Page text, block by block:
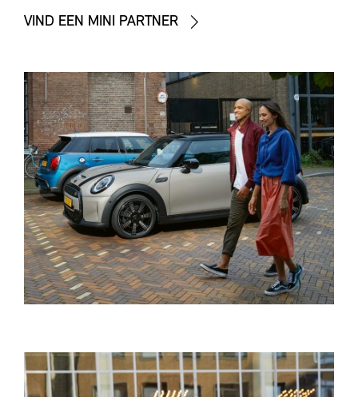
VIND EEN MINI PARTNER